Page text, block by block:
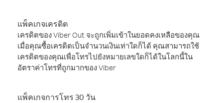
แพ็คเกจเครดิต
เครดิตของ Viber Out จะถูกเพิ่มเข้าในยอดคงเหลือของคุณ
เมื่อคุณซื้อเครดิตเป็นจำนวนเงินเท่าใดก็ได้ คุณสามารถใช้
เครดิตของคุณเพื่อโทรไปยังหมายเลขใดก็ได้ในโลกนี้ใน
อัตราค่าโทรที่ถูกมากของ Viber
แพ็คเกจการโทร 30 วัน